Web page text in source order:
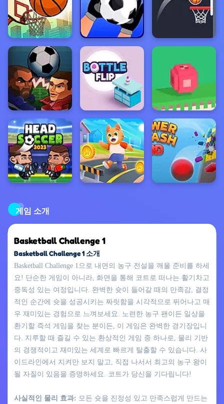
게임 소개
Basketball Challenge 1
Basketball Challenge 1 소개
Basketball Challenge 1으로 내면의 농구 전설을 깨울 준비를 하세
요! 단순한 게임이 아니라, 화면을 통해 코트로 떠나는 활기차고
중독성 있는 여정입니다. 완벽한 슛이 들어갈 때의 만족감, 결정
적인 순간에 슛을 성공시키는 짜릿함을 시각적으로 뛰어나고 매
우 재미있는 경험으로 느껴보세요. 노련한 농구 팬이든 일상을
환기할 즉석 게임을 찾는 분이든, 이 게임은 완벽한 경기장입니
다. 지루할 때 즐길 수 있는 환상적인 게임 중 하나로, 물리 기반
의 경쟁적이고 재미있는 세계로 빠르게 탈출할 수 있습니다. 사
이드라인에서 지켜만 보지 말고, 직접 나서서 최고의 농구 왕이
될 자질이 있음을 증명하세요. 코트가 당신을 기다립니다!
사실적인 물리 효과: 모든 슛을 진정성 있고 만족스럽게 만드는